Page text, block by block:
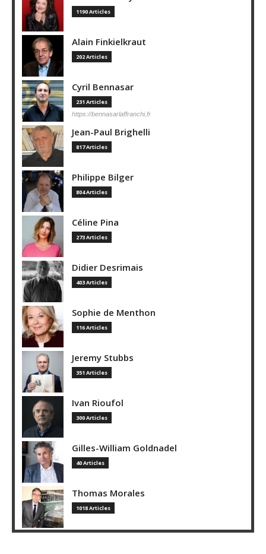
1190 Articles
Alain Finkielkraut
202 Articles
Cyril Bennasar
231 Articles
https://bennasarlaffranchi.fr
Jean-Paul Brighelli
817 Articles
Philippe Bilger
804 Articles
Céline Pina
273 Articles
Didier Desrimais
403 Articles
Sophie de Menthon
116 Articles
Jeremy Stubbs
351 Articles
Ivan Rioufol
300 Articles
Gilles-William Goldnadel
40 Articles
Thomas Morales
1018 Articles